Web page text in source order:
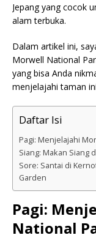
Jepang yang cocok
alam terbuka.
Dalam artikel ini,
Morwell National
yang bisa Anda
menjelajahi taman
Daftar Isi
Pagi: Menjelajahi
Siang: Makan Siang
Sore: Santai di
Garden
Pagi:
National